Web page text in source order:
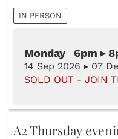
IN PERSON
Monday 6pm ▸
14 Sep 2026 ▸ 07
SOLD OUT - JOIN
A2 Thursday